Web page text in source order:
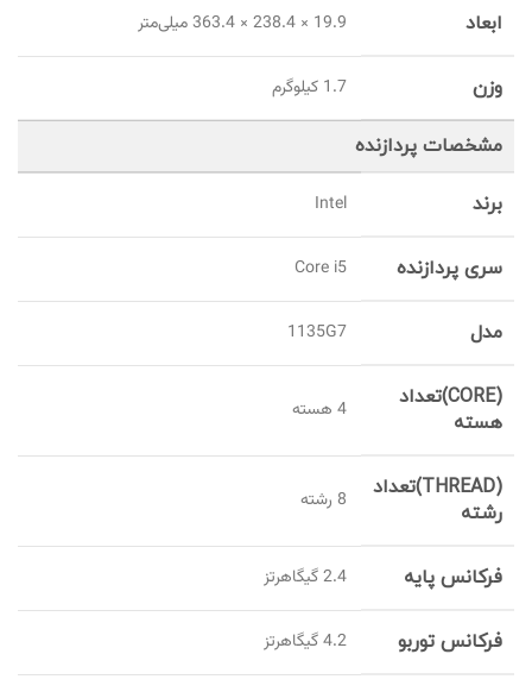
ابعاد 19.9 × 238.4 × 363.4 میلی‌متر
وزن 1.7 کیلوگرم
مشخصات پردازنده
برند Intel
سری پردازنده Core i5
مدل 1135G7
(CORE)تعداد
هسته
4 هسته
(THREAD)تعداد
رشته
8 رشته
فرکانس پایه 2.4 گیگاهرتز
فرکانس توربو 4.2 گیگاهرتز